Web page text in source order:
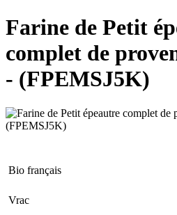
Farine de Petit
complet de
- (FPEMSJ5K)
Bio français
Vrac